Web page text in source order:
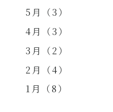
5月（3）
4月（3）
3月（2）
2月（4）
1月（8）